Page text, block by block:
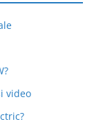
video